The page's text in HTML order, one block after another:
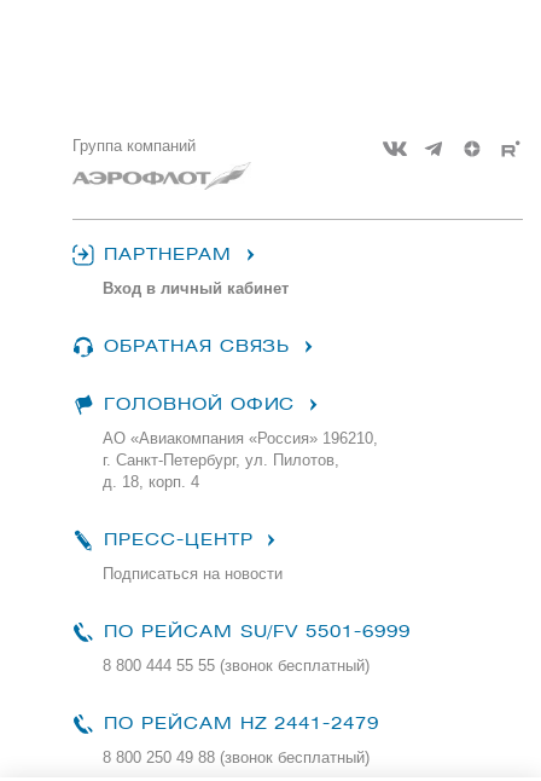
Группа компаний
ПАРТНЕРАМ
Вход в личный кабинет
ОБРАТНАЯ СВЯЗЬ
ГОЛОВНОЙ ОФИС
АО «Авиакомпания «Россия» 196210,
г. Санкт-Петербург, ул. Пилотов,
д. 18, корп. 4
ПРЕСС-ЦЕНТР
Подписаться на новости
ПО РЕЙСАМ SU/FV 5501-6999
8 800 444 55 55 (звонок бесплатный)
ПО РЕЙСАМ HZ 2441-2479
8 800 250 49 88 (звонок бесплатный)